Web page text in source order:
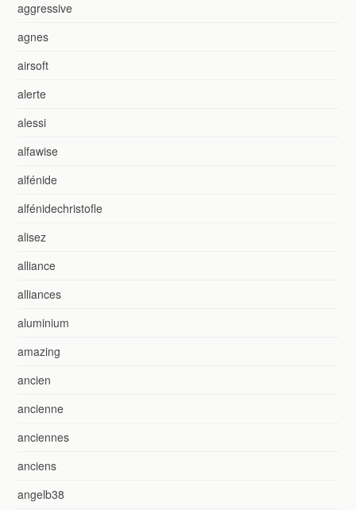
aggressive
agnes
airsoft
alerte
alessi
alfawise
alfénide
alfénidechristofle
alisez
alliance
alliances
aluminium
amazing
ancien
ancienne
anciennes
anciens
angelb38